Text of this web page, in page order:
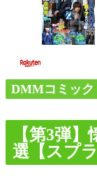
DMMコミック
【第3弾
選【スプ